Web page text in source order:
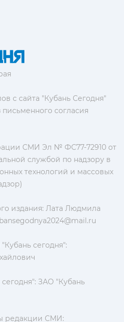
с сайта "Кубань Сегодня"
согласия
СМИ Эл № ФС77-72910 от
службой по надзору в
технологий и массовых
издания: Лата Людмила
сегодня":
ЗАО "Кубань
редакции СМИ: